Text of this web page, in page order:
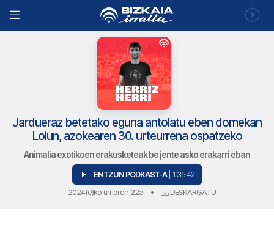
Jardueraz betetako eguna antolatu eben domekan
Loiun, azokearen 30. urteurrena ospatzeko
Animalia exotikoen erakusketeak be jente asko erakarri eban
ENTZUN PODKAST-A | 1:35:42
2024(e)ko urriaren 22a • DESKARGATU